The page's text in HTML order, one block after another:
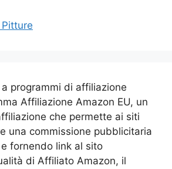
programmi di affiliazione
Affiliazione Amazon EU, un
che permette ai siti
una commissione pubblicitaria
fornendo link al sito
di Affiliato Amazon, il